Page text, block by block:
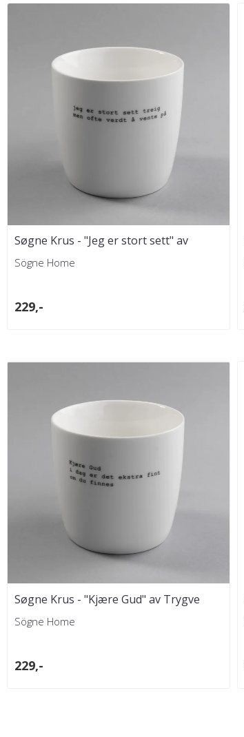
Søgne Krus - "Jeg er stort sett" av
Trygve Skaug
Sögne Home
229,-
Søgne Krus - "Kjære Gud" av Trygve
Skaug
Sögne Home
229,-